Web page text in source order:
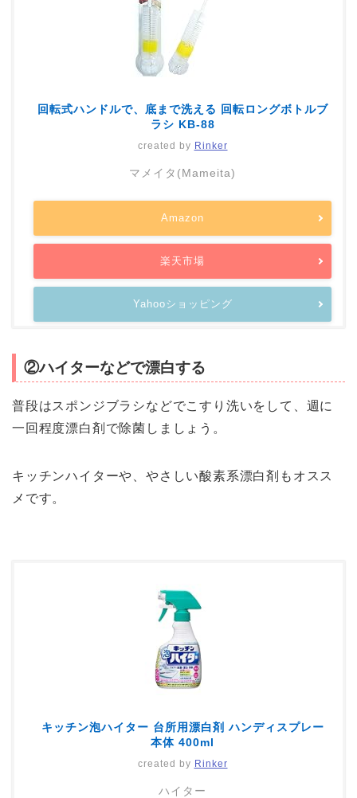
回転式ハンドルで、底まで洗える 回転ロングボトルブ
ラシ KB-88
created by Rinker
マメイタ(Mameita)
Amazon
楽天市場
Yahooショッピング
②ハイターなどで漂白する
普段はスポンジブラシなどでこすり洗いをして、週に
一回程度漂白剤で除菌しましょう。
キッチンハイターや、やさしい酸素系漂白剤もオスス
メです。
キッチン泡ハイター 台所用漂白剤 ハンディスプレー
本体 400ml
created by Rinker
ハイター